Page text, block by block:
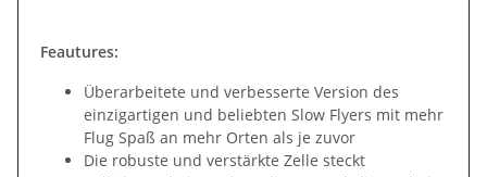
Feautures:
Überarbeitete und verbesserte Version des
einzigartigen und beliebten Slow Flyers mit mehr
Flug Spaß an mehr Orten als je zuvor
Die robuste und verstärkte Zelle steckt